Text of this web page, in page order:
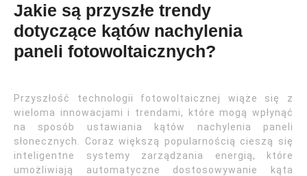
Jakie są przyszłe trendy
dotyczące kątów nachylenia
paneli fotowoltaicznych?
Przyszłość technologii fotowoltaicznej wiąże się z
wieloma innowacjami i trendami, które mogą wpłynąć
na sposób ustawiania kątów nachylenia paneli
słonecznych. Coraz większą popularnością cieszą się
inteligentne systemy zarządzania energią, które
umożliwiają automatyczne dostosowywanie kąta